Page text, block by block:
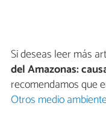
Si deseas leer más
del Amazonas:
recomendamos que
Otros medio